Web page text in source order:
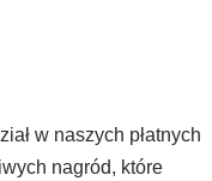
w naszych płatnych
nagród, które